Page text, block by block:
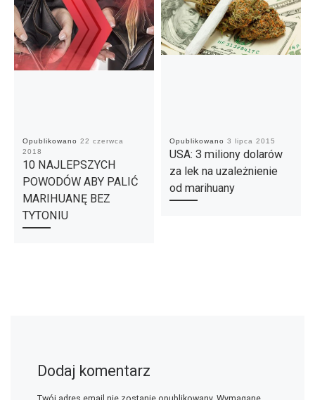
Opublikowano 22 czerwca
2018
10 NAJLEPSZYCH
POWODÓW ABY PALIĆ
MARIHUANĘ BEZ
TYTONIU
Opublikowano 3 lipca 2015
USA: 3 miliony dolarów
za lek na uzależnienie
od marihuany
Dodaj komentarz